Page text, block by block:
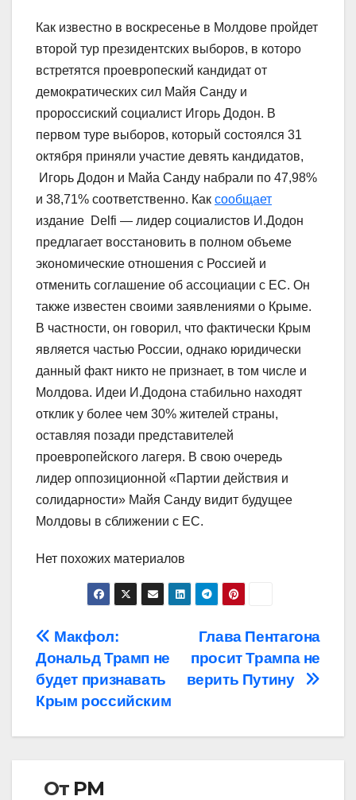
Как известно в воскресенье в Молдове пройдет
второй тур президентских выборов, в которо
встретятся проевропеский кандидат от
демократических сил Майя Санду и
пророссиский социалист Игорь Додон. В
первом туре выборов, который состоялся 31
октября приняли участие девять кандидатов,
Игорь Додон и Майа Санду набрали по 47,98%
и 38,71% соответственно. Как сообщает
издание Delfi — лидер социалистов И.Додон
предлагает восстановить в полном объеме
экономические отношения с Россией и
отменить соглашение об ассоциации с ЕС. Он
также известен своими заявлениями о Крыме.
В частности, он говорил, что фактически Крым
является частью России, однако юридически
данный факт никто не признает, в том числе и
Молдова. Идеи И.Додона стабильно находят
отклик у более чем 30% жителей страны,
оставляя позади представителей
проевропейского лагеря. В свою очередь
лидер оппозиционной «Партии действия и
солидарности» Майя Санду видит будущее
Молдовы в сближении с ЕС.
Нет похожих материалов
Навигация
по
записям
Глава Пентагона
просит Трампа не
верить Путину
Макфол:
Дональд Трамп не
будет признавать
Крым российским
От РМ